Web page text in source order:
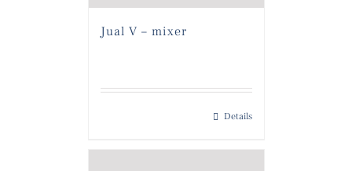
Jual V – mixer
Details